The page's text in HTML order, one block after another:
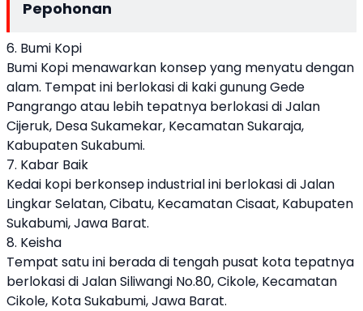
Pepohonan
6. Bumi Kopi
Bumi Kopi menawarkan konsep yang menyatu dengan
alam. Tempat ini berlokasi di kaki gunung Gede
Pangrango atau lebih tepatnya berlokasi di Jalan
Cijeruk, Desa Sukamekar, Kecamatan Sukaraja,
Kabupaten Sukabumi.
7. Kabar Baik
Kedai kopi berkonsep industrial ini berlokasi di Jalan
Lingkar Selatan, Cibatu, Kecamatan Cisaat, Kabupaten
Sukabumi, Jawa Barat.
8. Keisha
Tempat satu ini berada di tengah pusat kota tepatnya
berlokasi di Jalan Siliwangi No.80, Cikole, Kecamatan
Cikole, Kota Sukabumi, Jawa Barat.